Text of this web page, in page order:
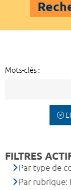
Mots-clés :
FILTRES
Par type de
Par rubrique: